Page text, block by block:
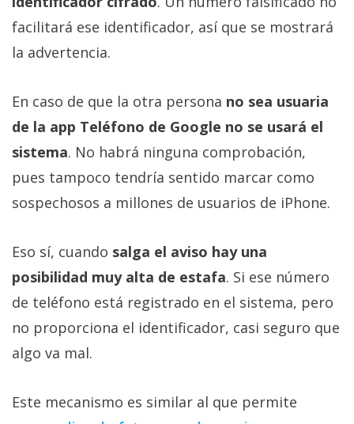
facilitará ese identificador, así que se mostrará
la advertencia.
En caso de que la otra persona no sea usuaria
de la app Teléfono de Google no se usará el
sistema. No habrá ninguna comprobación,
pues tampoco tendría sentido marcar como
sospechosos a millones de usuarios de iPhone.
Eso sí, cuando salga el aviso hay una
posibilidad muy alta de estafa. Si ese número
de teléfono está registrado en el sistema, pero
no proporciona el identificador, casi seguro que
algo va mal.
Este mecanismo es similar al que permite